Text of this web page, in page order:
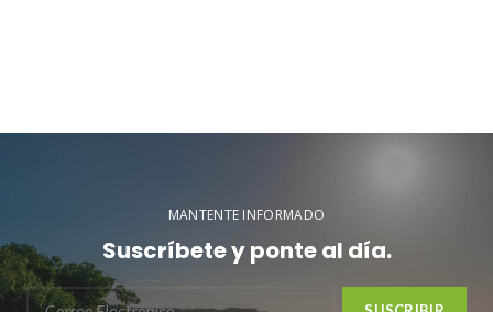
MANTENTE INFORMADO
Suscríbete y ponte al día.